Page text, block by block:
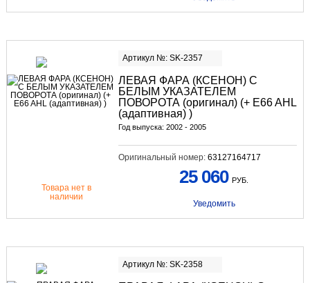
Артикул №: SK-2357
ЛЕВАЯ ФАРА (КСЕНОН) С
БЕЛЫМ УКАЗАТЕЛЕМ
ПОВОРОТА (оригинал) (+ E66 AHL
(адаптивная) )
Год выпуска: 2002 - 2005
Оригинальный номер: 63127164717
Товара нет в
наличии
25 060 РУБ.
Уведомить
Артикул №: SK-2358